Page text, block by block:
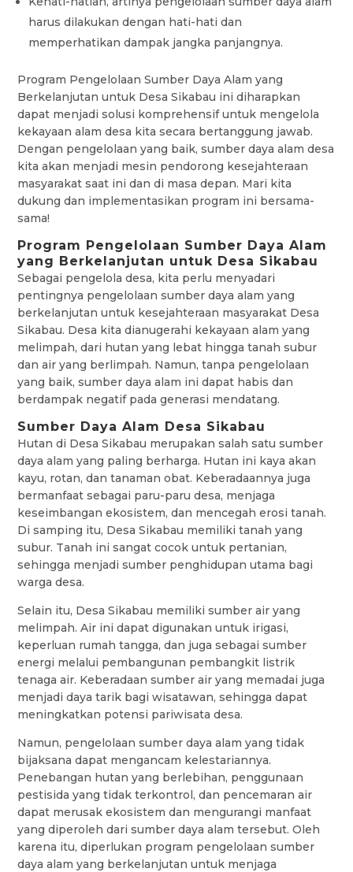
harus dilakukan dengan hati-hati dan
memperhatikan dampak jangka panjangnya.
Program Pengelolaan Sumber Daya Alam yang
Berkelanjutan untuk Desa Sikabau ini diharapkan
dapat menjadi solusi komprehensif untuk mengelola
kekayaan alam desa kita secara bertanggung jawab.
Dengan pengelolaan yang baik, sumber daya alam desa
kita akan menjadi mesin pendorong kesejahteraan
masyarakat saat ini dan di masa depan. Mari kita
dukung dan implementasikan program ini bersama-
sama!
Program Pengelolaan Sumber Daya Alam
yang Berkelanjutan untuk Desa Sikabau
Sebagai pengelola desa, kita perlu menyadari
pentingnya pengelolaan sumber daya alam yang
berkelanjutan untuk kesejahteraan masyarakat Desa
Sikabau. Desa kita dianugerahi kekayaan alam yang
melimpah, dari hutan yang lebat hingga tanah subur
dan air yang berlimpah. Namun, tanpa pengelolaan
yang baik, sumber daya alam ini dapat habis dan
berdampak negatif pada generasi mendatang.
Sumber Daya Alam Desa Sikabau
Hutan di Desa Sikabau merupakan salah satu sumber
daya alam yang paling berharga. Hutan ini kaya akan
kayu, rotan, dan tanaman obat. Keberadaannya juga
bermanfaat sebagai paru-paru desa, menjaga
keseimbangan ekosistem, dan mencegah erosi tanah.
Di samping itu, Desa Sikabau memiliki tanah yang
subur. Tanah ini sangat cocok untuk pertanian,
sehingga menjadi sumber penghidupan utama bagi
warga desa.
Selain itu, Desa Sikabau memiliki sumber air yang
melimpah. Air ini dapat digunakan untuk irigasi,
keperluan rumah tangga, dan juga sebagai sumber
energi melalui pembangunan pembangkit listrik
tenaga air. Keberadaan sumber air yang memadai juga
menjadi daya tarik bagi wisatawan, sehingga dapat
meningkatkan potensi pariwisata desa.
Namun, pengelolaan sumber daya alam yang tidak
bijaksana dapat mengancam kelestariannya.
Penebangan hutan yang berlebihan, penggunaan
pestisida yang tidak terkontrol, dan pencemaran air
dapat merusak ekosistem dan mengurangi manfaat
yang diperoleh dari sumber daya alam tersebut. Oleh
karena itu, diperlukan program pengelolaan sumber
daya alam yang berkelanjutan untuk menjaga